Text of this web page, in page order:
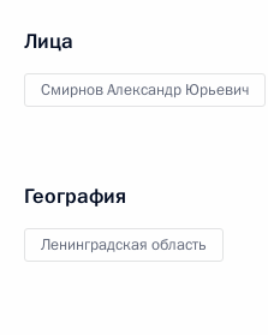
Лица
Смирнов Александр Юрьевич
География
Ленинградская область